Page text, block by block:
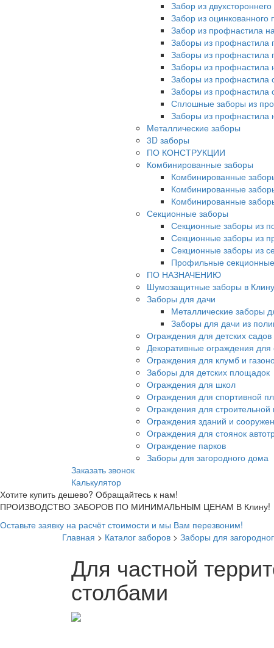
Забор из
Забор из оцинкованного
Забор из профнастила
Заборы из профнастила
Заборы из профнастила
Заборы из профнастила
Заборы из профнастила
Заборы из профнастила
Сплошные заборы из
Заборы из профнастила
Металлические заборы
3D заборы
ПО КОНСТРУКЦИИ
Комбинированные заборы
Комбинированные
Комбинированные
Комбинированные
Секционные заборы
Секционные заборы из
Секционные заборы из
Секционные заборы из
Профильные
ПО НАЗНАЧЕНИЮ
Шумозащитные заборы в Клину
Заборы для дачи
Металлические заборы
Заборы для дачи из
Ограждения для детских садов
Декоративные ограждения для
Ограждения для клумб и
Заборы для детских площадок
Ограждения для школ
Ограждения для спортивной
Ограждения для
Ограждения зданий и
Ограждения для стоянок
Ограждение парков
Заборы для загородного дома
Заказать звонок
Калькулятор
Хотите купить дешево? Обращайтесь к нам!
ПРОИЗВОДСТВО ЗАБОРОВ ПО МИНИМАЛЬНЫМ ЦЕНАМ В Клину!
Оставьте заявку на расчёт стоимости и мы Вам перезвоним!
Главная > Каталог заборов > Заборы для
Для частной
столбами